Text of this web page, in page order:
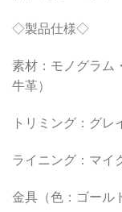
◇製品仕様◇
素材：モノグラム
牛革）
トリミング：グレ
ライニング：マイ
金具（色：ゴール